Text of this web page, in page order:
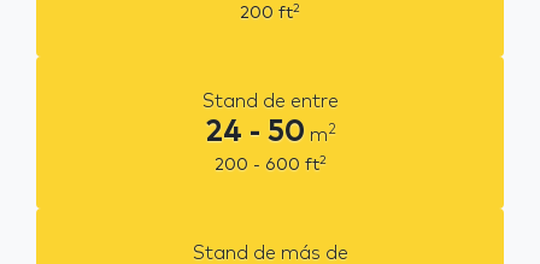
200 ft2
Stand de entre
24 - 50 m2
200 - 600 ft2
Stand de más de